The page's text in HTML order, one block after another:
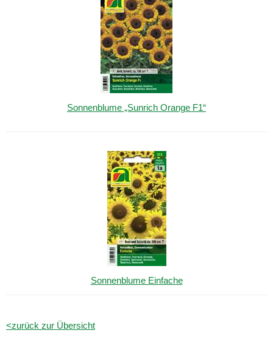
Sonnenblume „Sunrich Orange F1“
Sonnenblume Einfache
<zurück zur Übersicht